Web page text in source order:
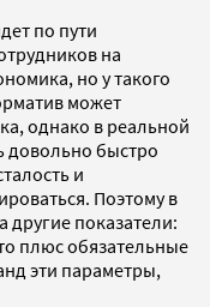
по пути
на
но у такого
может
однако в реальной
довольно быстро
и
Поэтому в
другие показатели:
плюс обязательные
эти параметры,